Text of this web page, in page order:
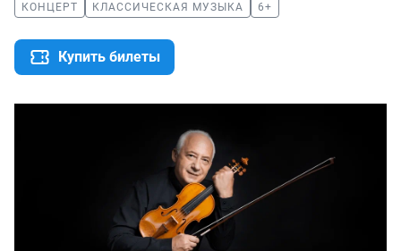
КОНЦЕРТ КЛАССИЧЕСКАЯ МУЗЫКА 6+
Купить билеты